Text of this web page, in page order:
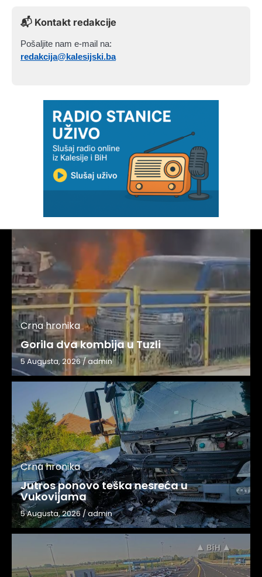
📬 Kontakt redakcije
Pošaljite nam e-mail na:
redakcija@kalesijski.ba
Crna hronika
Gorila dva kombija u Tuzli
5 Augusta, 2026/admin
Crna hronika
Jutros ponovo teška nesreća u
Vukovijama
5 Augusta, 2026/admin